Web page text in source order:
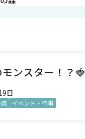
ンスター！？🍓
日
イベント・行事